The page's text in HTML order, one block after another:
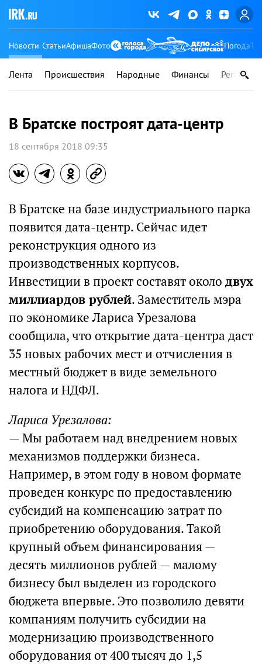
Новости СтатьиАфишаФото Погода
Лента Происшествия Народные Финансы Регионы
В Братске построят дата-центр
18 сентября 2018 09:35
В Братске на базе индустриального парка
появится дата-центр. Сейчас идет
реконструкция одного из
производственных корпусов.
Инвестиции в проект составят около двух
миллиардов рублей. Заместитель мэра
по экономике Лариса Урезалова
сообщила, что открытие дата-центра даст
35 новых рабочих мест и отчисления в
местный бюджет в виде земельного
налога и НДФЛ.
Лариса Урезалова:
— Мы работаем над внедрением новых
механизмов поддержки бизнеса.
Например, в этом году в новом формате
проведен конкурс по предоставлению
субсидий на компенсацию затрат по
приобретению оборудования. Такой
крупный объем финансирования —
десять миллионов рублей — малому
бизнесу был выделен из городского
бюджета впервые. Это позволило девяти
компаниям получить субсидии на
модернизацию производственного
оборудования от 400 тысяч до 1,5